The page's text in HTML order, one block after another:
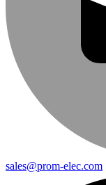
sales@prom-elec.com